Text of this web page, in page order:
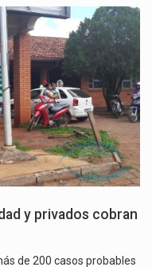
y privados cobran
de 200 casos probables